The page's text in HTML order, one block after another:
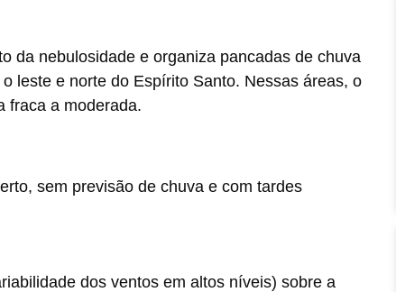
da nebulosidade e organiza pancadas de chuva
leste e norte do Espírito Santo. Nessas áreas, o
fraca a moderada.
sem previsão de chuva e com tardes
dos ventos em altos níveis) sobre a